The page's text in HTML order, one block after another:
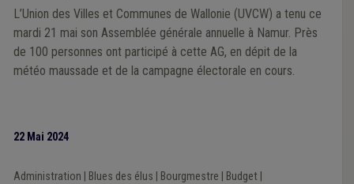
L’Union des Villes et Communes de Wallonie (UVCW) a tenu ce
mardi 21 mai son Assemblée générale annuelle à Namur. Près
de 100 personnes ont participé à cette AG, en dépit de la
météo maussade et de la campagne électorale en cours.
22 Mai 2024
Administration Blues des élus Bourgmestre Budget|